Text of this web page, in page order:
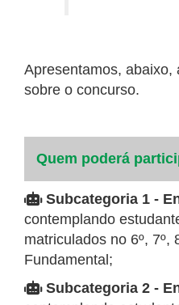
Apresentamos, abaixo,
sobre o concurso.
Quem poderá
Subcategoria 1 -
contemplando
matriculados no 6º, 7º,
Fundamental;
Subcategoria 2 -